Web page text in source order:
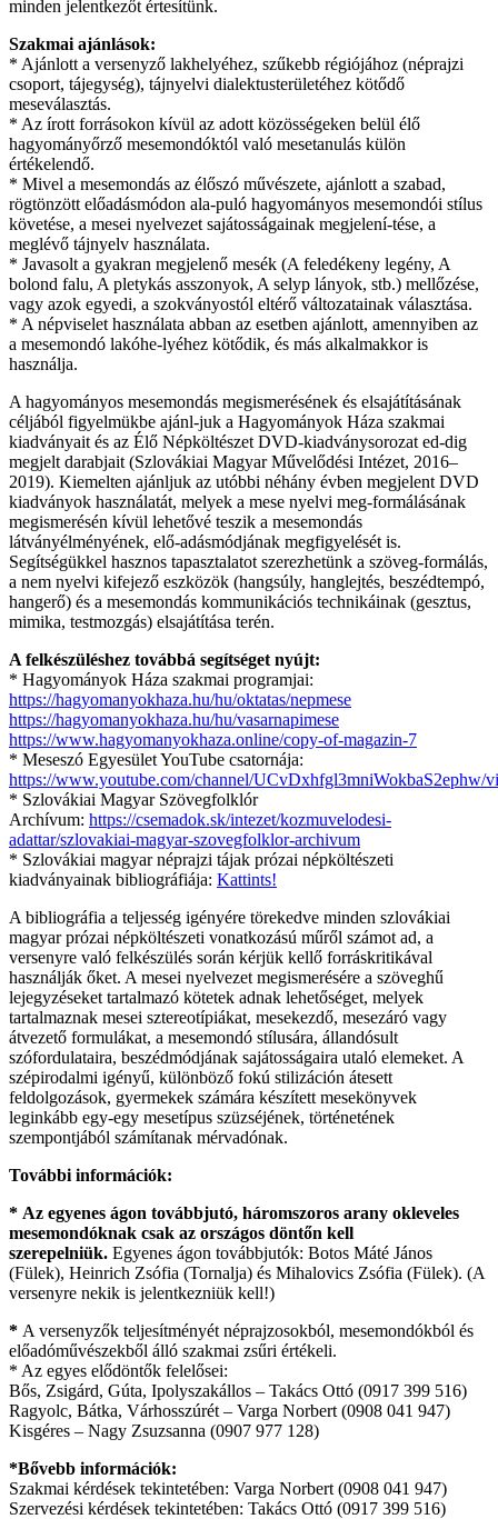
minden jelentkezőt értesítünk.
Szakmai ajánlások:
* Ajánlott a versenyző lakhelyéhez, szűkebb régiójához (néprajzi
csoport, tájegység), tájnyelvi dialektusterületéhez kötődő
meseválasztás.
* Az írott forrásokon kívül az adott közösségeken belül élő
hagyományőrző mesemondóktól való mesetanulás külön
értékelendő.
* Mivel a mesemondás az élőszó művészete, ajánlott a szabad,
rögtönzött előadásmódon ala-puló hagyományos mesemondói stílus
követése, a mesei nyelvezet sajátosságainak megjelení-tése, a
meglévő tájnyelv használata.
* Javasolt a gyakran megjelenő mesék (A feledékeny legény, A
bolond falu, A pletykás asszonyok, A selyp lányok, stb.) mellőzése,
vagy azok egyedi, a szokványostól eltérő változatainak választása.
* A népviselet használata abban az esetben ajánlott, amennyiben az
a mesemondó lakóhe-lyéhez kötődik, és más alkalmakkor is
használja.
A hagyományos mesemondás megismerésének és elsajátításának
céljából figyelmükbe ajánl-juk a Hagyományok Háza szakmai
kiadványait és az Élő Népköltészet DVD-kiadványsorozat ed-dig
megjelt darabjait (Szlovákiai Magyar Művelődési Intézet, 2016–
2019). Kiemelten ajánljuk az utóbbi néhány évben megjelent DVD
kiadványok használatát, melyek a mese nyelvi meg-formálásának
megismerésén kívül lehetővé teszik a mesemondás
látványélményének, elő-adásmódjának megfigyelését is.
Segítségükkel hasznos tapasztalatot szerezhetünk a szöveg-formálás,
a nem nyelvi kifejező eszközök (hangsúly, hanglejtés, beszédtempó,
hangerő) és a mesemondás kommunikációs technikáinak (gesztus,
mimika, testmozgás) elsajátítása terén.
A felkészüléshez továbbá segítséget nyújt:
* Hagyományok Háza szakmai programjai:
https://hagyomanyokhaza.hu/hu/oktatas/nepmese
https://hagyomanyokhaza.hu/hu/vasarnapimese
https://www.hagyomanyokhaza.online/copy-of-magazin-7
* Meseszó Egyesület YouTube csatornája:
https://www.youtube.com/channel/UCvDxhfgl3mniWokbaS2ephw/
* Szlovákiai Magyar Szövegfolklór
Archívum: https://csemadok.sk/intezet/kozmuvelodesi-
adattar/szlovakiai-magyar-szovegfolklor-archivum
* Szlovákiai magyar néprajzi tájak prózai népköltészeti
kiadványainak bibliográfiája: Kattints!
A bibliográfia a teljesség igényére törekedve minden szlovákiai
magyar prózai népköltészeti vonatkozású műről számot ad, a
versenyre való felkészülés során kérjük kellő forráskritikával
használják őket. A mesei nyelvezet megismerésére a szöveghű
lejegyzéseket tartalmazó kötetek adnak lehetőséget, melyek
tartalmaznak mesei sztereotípiákat, mesekezdő, mesezáró vagy
átvezető formulákat, a mesemondó stílusára, állandósult
szófordulataira, beszédmódjának sajátosságaira utaló elemeket. A
szépirodalmi igényű, különböző fokú stilizáción átesett
feldolgozások, gyermekek számára készített mesekönyvek
leginkább egy-egy mesetípus szüzséjének, történetének
szempontjából számítanak mérvadónak.
További információk:
* Az egyenes ágon továbbjutó, háromszoros arany okleveles
mesemondóknak csak az országos döntőn kell
szerepelniük. Egyenes ágon továbbjutók: Botos Máté János
(Fülek), Heinrich Zsófia (Tornalja) és Mihalovics Zsófia (Fülek). (A
versenyre nekik is jelentkezniük kell!)
* A versenyzők teljesítményét néprajzosokból, mesemondókból és
előadóművészekből álló szakmai zsűri értékeli.
* Az egyes elődöntők felelősei:
Bős, Zsigárd, Gúta, Ipolyszakállos – Takács Ottó (0917 399 516)
Ragyolc, Bátka, Várhosszúrét – Varga Norbert (0908 041 947)
Kisgéres – Nagy Zsuzsanna (0907 977 128)
*Bővebb információk:
Szakmai kérdések tekintetében: Varga Norbert (0908 041 947)
Szervezési kérdések tekintetében: Takács Ottó (0917 399 516)